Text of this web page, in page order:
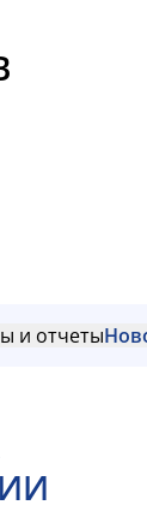
и отчеты